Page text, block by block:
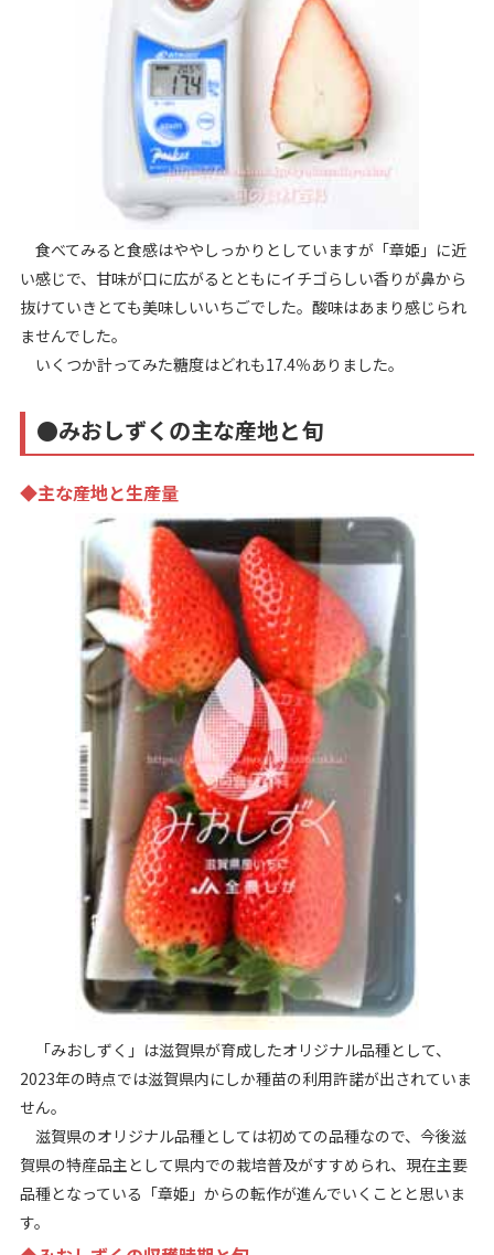
食べてみると食感はややしっかりとしていますが「章姫」に近
い感じで、甘味が口に広がるとともにイチゴらしい香りが鼻から
抜けていきとても美味しいいちごでした。酸味はあまり感じられ
ませんでした。
いくつか計ってみた糖度はどれも17.4％ありました。
●みおしずくの主な産地と旬
◆主な産地と生産量
「みおしずく」は滋賀県が育成したオリジナル品種として、
2023年の時点では滋賀県内にしか種苗の利用許諾が出されていま
せん。
滋賀県のオリジナル品種としては初めての品種なので、今後滋
賀県の特産品主として県内での栽培普及がすすめられ、現在主要
品種となっている「章姫」からの転作が進んでいくことと思いま
す。